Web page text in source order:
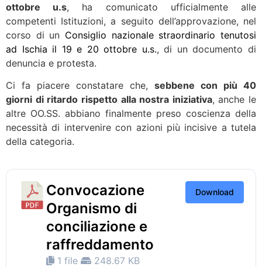
ottobre u.s, ha comunicato ufficialmente alle
competenti Istituzioni, a seguito dell’approvazione, nel
corso di un Consiglio nazionale straordinario tenutosi
ad Ischia il 19 e 20 ottobre u.s., di un documento di
denuncia e protesta.
Ci fa piacere constatare che, sebbene con più 40
giorni di ritardo rispetto alla nostra iniziativa, anche le
altre OO.SS. abbiano finalmente preso coscienza della
necessità di intervenire con azioni più incisive a tutela
della categoria.
Convocazione
Organismo di
conciliazione e
raffreddamento
1 file 248.67 KB
Download